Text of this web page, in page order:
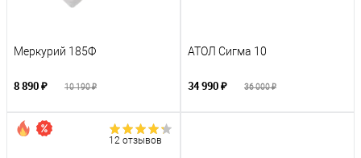
Меркурий 185Ф
8 890 ₽ 10 190 ₽
АТОЛ Сигма 10
34 990 ₽ 36 000 ₽
12 отзывов